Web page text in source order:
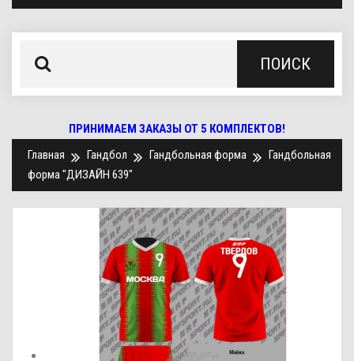
ПОИСК
ПРИНИМАЕМ ЗАКАЗЫ ОТ 5 КОМПЛЕКТОВ!
Главная
Гандбол Гандбольная форма
Гандбольная
форма "ДИЗАЙН 639"